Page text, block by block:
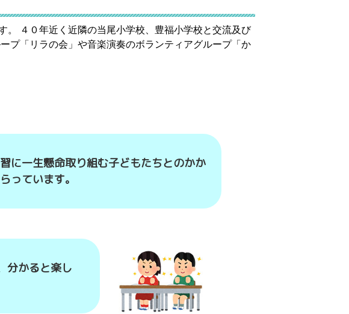
。 ４０年近く近隣の当尾小学校、豊福小学校と交流及び
プ「リラの会」や音楽演奏のボランティアグループ「か
に一生懸命取り組む子どもたちとのかか
っています。
分かると楽し